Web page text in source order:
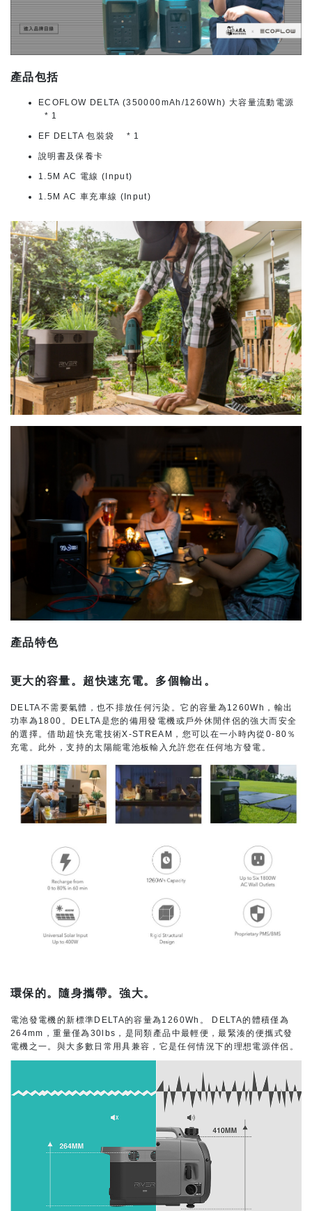
產品包括
ECOFLOW DELTA (350000mAh/1260Wh) 大容量流動電源
* 1
EF DELTA 包裝袋 * 1
說明書及保養卡
1.5M AC 電線 (Input)
1.5M AC 車充車線 (Input)
產品特色
更大的容量。超快速充電。多個輸出。
DELTA不需要氣體，也不排放任何污染。它的容量為1260Wh，輸出
功率為1800。DELTA是您的備用發電機或戶外休閒伴侶的強大而安全
的選擇。借助超快充電技術X-STREAM，您可以在一小時內從0-80％
充電。此外，支持的太陽能電池板輸入允許您在任何地方發電。
環保的。隨身攜帶。強大。
電池發電機的新標準DELTA的容量為1260Wh。 DELTA的體積僅為
264mm，重量僅為30lbs，是同類產品中最輕便，最緊湊的便攜式發
電機之一。與大多數日常用具兼容，它是任何情況下的理想電源伴侶。